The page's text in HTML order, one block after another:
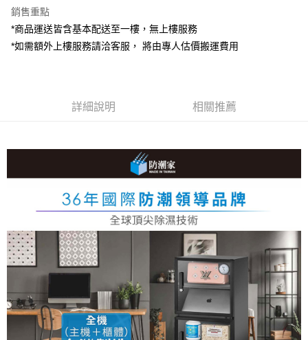
台灣樂天信用卡公司
玉山商業銀行
台灣樂天信用卡公司
元大商業銀行
玉山商業銀行
星展（台灣）商業銀行
台新國際商業銀行
中國信託商業銀行
Google Pay
全支付
便利好安心！
１．簡單：不需註冊會員、不需綁卡、不需儲值。
２．便利：只要手機號碼，簡訊認證，即可結帳。
【「AFTEE先享後付」結帳流程】
１．於結帳方式選擇「AFTEE先享後付」後，將跳轉至「AFTEE先享後付」
結帳頁面，進行簡訊認證並確認金額後，即可完成結帳。
２．訂單成立數日內，您將收到繳費通知簡訊。
３．收到繳費通知簡訊後14天內，點擊此簡訊中的連結，可透過四大超商／
ATM／網路銀行／等多元方式進行付款，方視為交易完成。
※ 請注意：結帳手續完成當下不需立刻繳費，但若您需要取消訂單，請聯絡
購買商品的店家。未經商家同意取消之訂單仍視為有效，需透過AFTEE先享
後付繳納相關費用。
※ 交易是否成功請以「AFTEE先享後付 」之結帳頁面顯示為準，若有關於
是否繳費成功／繳費後需取消欲退款等相關疑問，請聯繫「AFTEE先享後付
每筆NT$75，滿NT$399(含以上)免運費
銷售重點
*商品運送皆含基本配送至一樓，無上樓服務
*如需額外上樓服務請洽客服， 將由專人估價搬運費用
詳細說明 相關推薦